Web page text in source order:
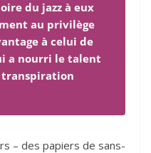
du jazz à eux
au privilège
à celui de
a nourri le talent
– des papiers de sans-